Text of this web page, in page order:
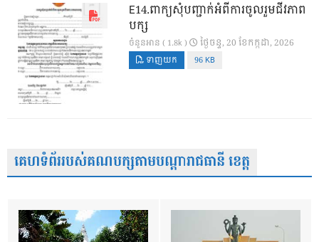
E14.ពាក្យសុំបញ្ជាក់អំពីការចូលរួមជីវភាព
បក្ស
ចំនួនអាន ( 1.8k ) ថ្ងៃ​ចន្ទ, 20 ខែ​កក្កដា, 2026
ទាញយក 96 KB
គេហទំព័ររបស់គណបក្សតាមបណ្តារាជធានី ខេត្ត